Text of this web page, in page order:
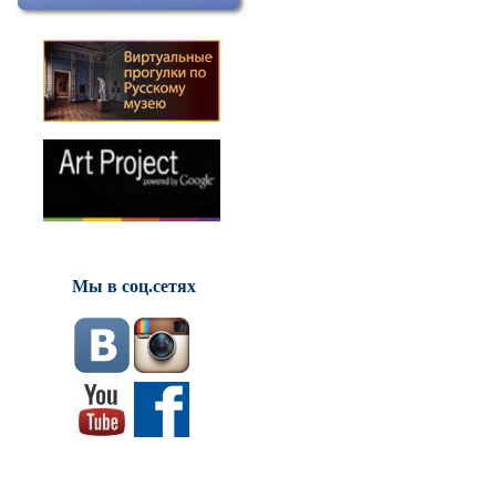
Мы в соц.сетях